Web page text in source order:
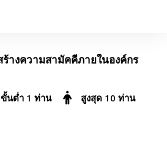
Share
ร้างความสามัคคีภายในองค์กร
ขั้นต่ำ 1 ท่าน
สูงสุด 10 ท่าน